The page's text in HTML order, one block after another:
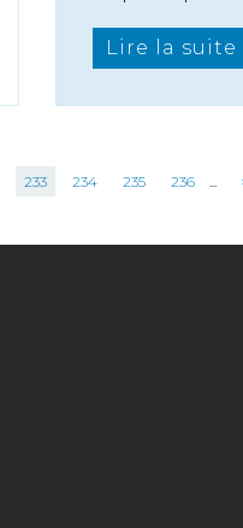
Lire la suite
233 234 235 236 ...